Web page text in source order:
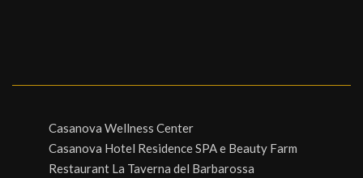
Casanova Wellness Center
Casanova Hotel Residence SPA e Beauty Farm
Restaurant La Taverna del Barbarossa